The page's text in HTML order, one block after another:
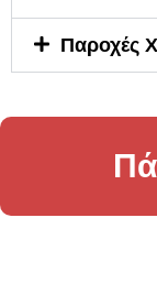
Παροχές